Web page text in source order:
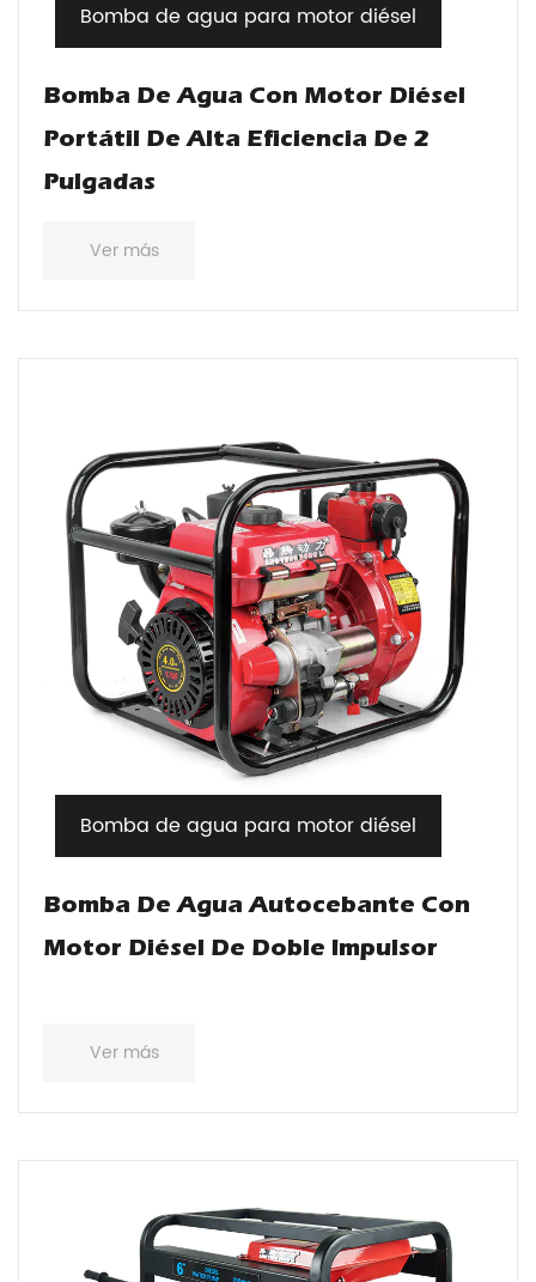
Bomba de agua para motor diésel
Bomba De Agua Con Motor Diésel
Portátil De Alta Eficiencia De 2
Pulgadas
Ver más
Bomba de agua para motor diésel
Bomba De Agua Autocebante Con
Motor Diésel De Doble Impulsor
Ver más